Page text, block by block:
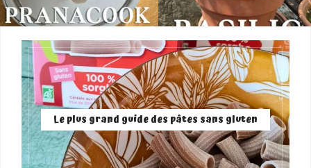
Le plus grand guide des pâtes sans gluten